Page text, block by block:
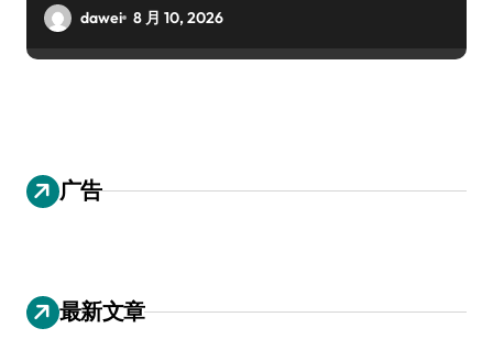
dawei 8 月 10, 2026
广告
最新文章